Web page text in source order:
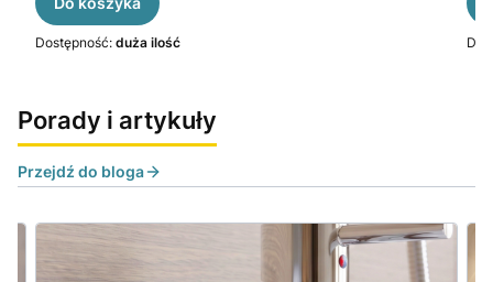
Dostępność: duża ilość
Porady i artykuły
Przejdź do bloga